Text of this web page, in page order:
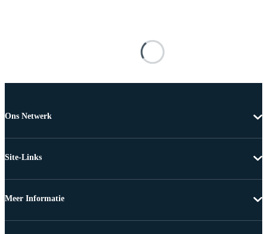
Ons Netwerk
Site-Links
Meer Informatie